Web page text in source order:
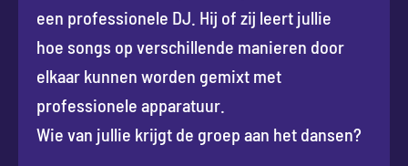
een professionele DJ. Hij of zij leert jullie
hoe songs op verschillende manieren door
elkaar kunnen worden gemixt met
professionele apparatuur.
Wie van jullie krijgt de groep aan het dansen?